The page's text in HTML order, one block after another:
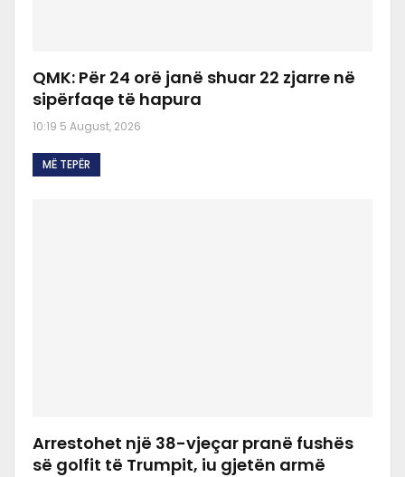
QMK: Për 24 orë janë shuar 22 zjarre në
sipërfaqe të hapura
10:19 5 August, 2026
MË TEPËR
Arrestohet një 38-vjeçar pranë fushës
së golfit të Trumpit, iu gjetën armë